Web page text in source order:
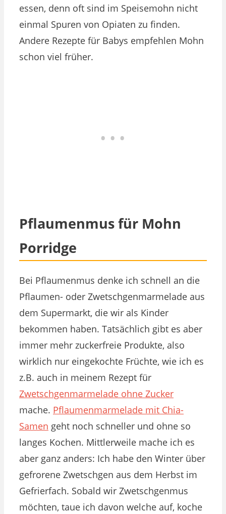
essen, denn oft sind im Speisemohn nicht
einmal Spuren von Opiaten zu finden.
Andere Rezepte für Babys empfehlen Mohn
schon viel früher.
Pflaumenmus für Mohn
Porridge
Bei Pflaumenmus denke ich schnell an die
Pflaumen- oder Zwetschgenmarmelade aus
dem Supermarkt, die wir als Kinder
bekommen haben. Tatsächlich gibt es aber
immer mehr zuckerfreie Produkte, also
wirklich nur eingekochte Früchte, wie ich es
z.B. auch in meinem Rezept für
Zwetschgenmarmelade ohne Zucker
mache. Pflaumenmarmelade mit Chia-
Samen geht noch schneller und ohne so
langes Kochen. Mittlerweile mache ich es
aber ganz anders: Ich habe den Winter über
gefrorene Zwetschgen aus dem Herbst im
Gefrierfach. Sobald wir Zwetschgenmus
möchten, taue ich davon welche auf, koche